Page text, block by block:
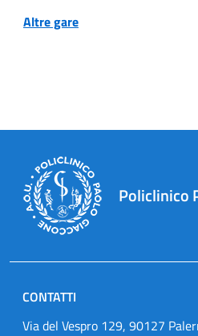
Altre gare
Policlinico
CONTATTI
Via del Vespro 129, 90127